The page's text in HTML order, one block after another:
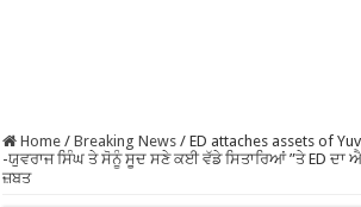
Home / Breaking News / ED attaches assets of
-ਯੁਵਰਾਜ ਸਿੰਘ ਤੇ ਸੋਨੂੰ ਸੂਦ ਸਣੇ ਕਈ ਵੱਡੇ ਸਿਤਾਰਿਆਂ ”ਤੇ ED ਦਾ
ਜ਼ਬਤ